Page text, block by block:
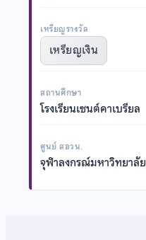
เหรียญรางวัล
เหรียญเงิน
สถานศึกษา
โรงเรียนเซนต์คาเบรียล
ศูนย์ สอวน.
จุฬาลงกรณ์มหาวิทยาลัย